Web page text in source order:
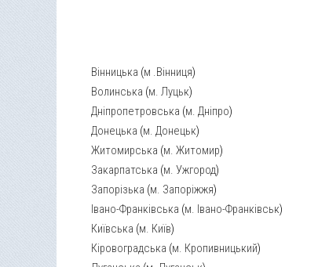
Вінницька (м .Вінниця)
Волинська (м. Луцьк)
Дніпропетровська (м. Дніпро)
Донецька (м. Донецьк)
Житомирська (м. Житомир)
Закарпатська (м. Ужгород)
Запорізька (м. Запоріжжя)
Івано-Франківська (м. Івано-Франківськ)
Київська (м. Київ)
Кіровоградська (м. Кропивницький)